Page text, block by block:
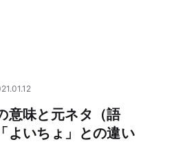
意味と元ネタ（語
よいちょ」との違い